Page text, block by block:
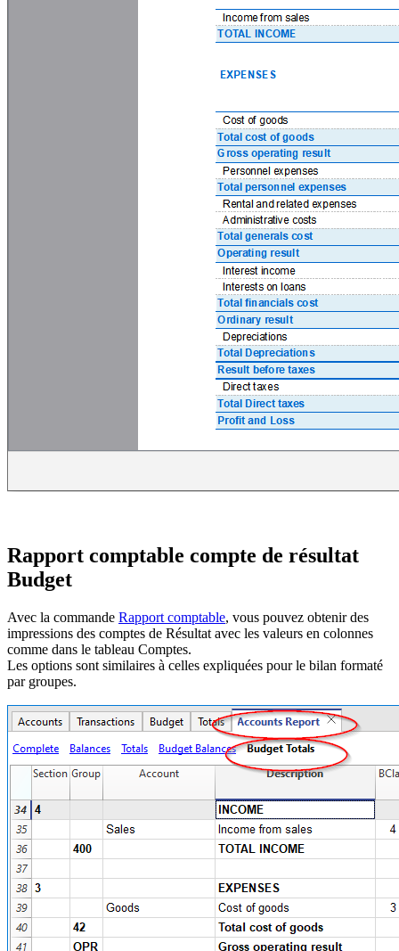
Rapport comptable compte de résultat
Budget
Avec la commande Rapport comptable, vous pouvez obtenir des
impressions des comptes de Résultat avec les valeurs en colonnes
comme dans le tableau Comptes.
Les options sont similaires à celles expliquées pour le bilan formaté
par groupes.